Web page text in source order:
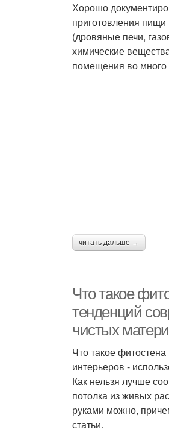
Хорошо
приготовления
(дровяные печи,
химические
помещения во много
читать дальше →
Что такое
тенденций
чистых
Что такое
интерьеров -
Как нельзя лучше
потолка из живых
руками можно,
статьи.